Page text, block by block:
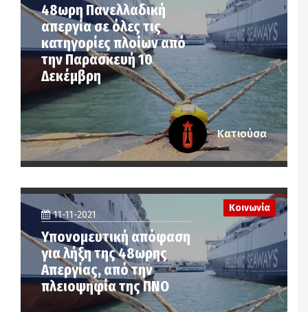
48ωρη Πανελλαδική
απεργία σε όλες τις
κατηγορίες πλοίων από
την Παρασκευή 10
Δεκέμβρη
Κατιούσα
11-11-2021
Υπονομευτική απόφαση
για λήξη της 48ωρης
Απεργίας, από την
πλειοψηφία της ΠΝΟ
Κοινωνία